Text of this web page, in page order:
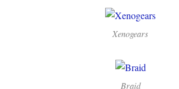
Xenogears
Braid